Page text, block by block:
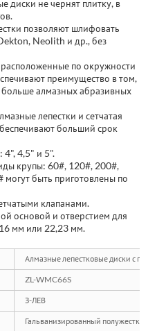
диски не чернят плитку, в
позволяют шлифовать
Neolith и др., без
по окружности
преимущество в том,
алмазных абразивных
лепестки и сетчатая
больший срок
4", 4,5" и 5".
крупы: 60#, 120#, 200#,
быть приготовлены по
клапанами.
основой и отверстием для
мм или 22,23 мм.
Алмазные лепестковые диски с
ZL-WMC66S
З-ЛЕВ
Гальванизированный полужесткий